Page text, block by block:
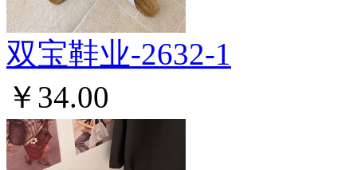
双宝鞋业-2632-1
￥34.00